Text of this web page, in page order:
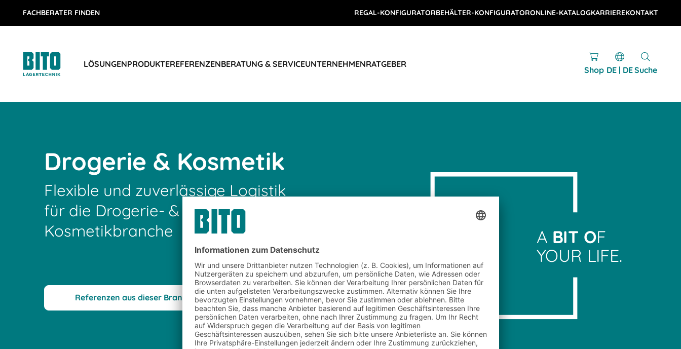
FACHBERATER FINDEN REGAL-KONFIGURATORBEHÄLTER-KONFIGURATORONLINE-KATALOGKARRIEREKONTAKT
LÖSUNGENPRODUKTEREFERENZENBERATUNG & SERVICEUNTERNEHMENRATGEBER
Shop DE | DESuche
A BIT OF
YOUR LIFE.
Drogerie & Kosmetik
Flexible und zuverlässige Logistik
für die Drogerie- &
Kosmetikbranche
Referenzen aus dieser Branche